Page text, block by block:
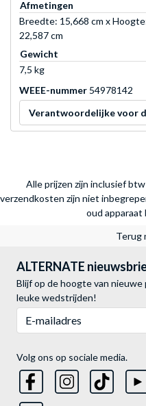
Afmetingen
Breedte: 15,668 cm x
22,587 cm
Gewicht
7,5 kg
WEEE-nummer 54978142
Verantwoordelijke voor
Alle prijzen zijn inclusief
verzendkosten zijn niet
oud apparaat
Terug
ALTERNATE
Blijf op de hoogte van
leuke wedstrijden!
Volg ons op sociale media.